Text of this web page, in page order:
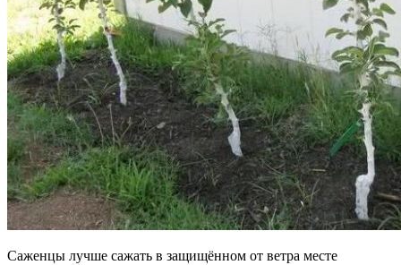
Саженцы лучше сажать в защищённом от ветра месте